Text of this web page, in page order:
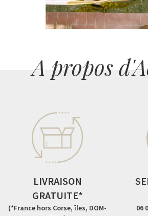
A propos
LIVRAISON
GRATUITE*
(*France hors Corse, îles, DOM-
06